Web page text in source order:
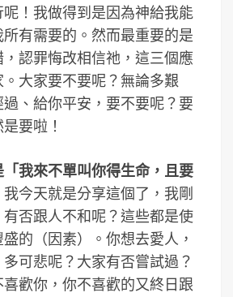
！我做得到是因為神給我能
有需要的。然而最重要的是
認罪悔改相信祂，這三個應
大家要不要呢？無論多艱
、給你平安，要不要呢？要
要啦！
我來不單叫你得生命，且要
我今天就是分享這個了，我剛
否跟人不和呢？這些都是使
的（因素）。你想去愛人，
可悲呢？大家有否嘗試過？
歡你，你不喜歡的又終日跟